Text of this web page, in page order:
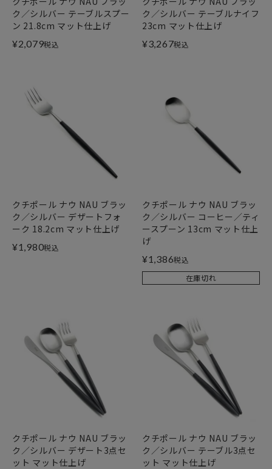
ク／シルバー テーブルスプー
ン 21.8cm マット仕上げ
¥2,079税込
ク／シルバー テーブルナイフ
23cm マット仕上げ
¥3,267税込
クチポール ナウ NAU ブラッ
ク／シルバー デザートフォ
ーク 18.2cm マット仕上げ
¥1,980税込
クチポール ナウ NAU ブラッ
ク／シルバー コーヒー／ティ
ースプーン 13cm マット仕上
げ
¥1,386税込
在庫切れ
クチポール ナウ NAU ブラッ
ク／シルバー デザート3点セ
ット マット仕上げ
クチポール ナウ NAU ブラッ
ク／シルバー テーブル3点セ
ット マット仕上げ